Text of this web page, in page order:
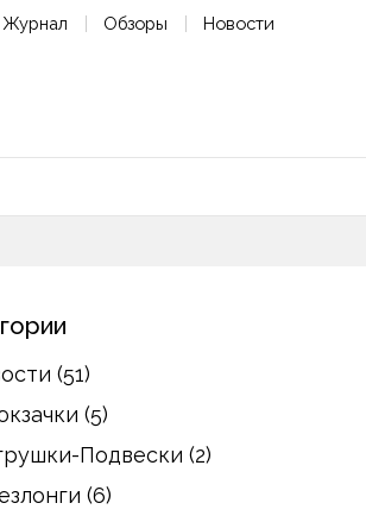
Журнал Обзоры Новости
(51)
(5)
Подвески (2)
(6)